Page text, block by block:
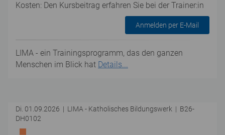
Kosten: Den Kursbeitrag erfahren Sie bei der Trainer:in
Anmelden per E-Mail
LIMA - ein Trainingsprogramm, das den ganzen
Menschen im Blick hat Details...
Di. 01.09.2026 | LIMA - Katholisches Bildungswerk | B26-
DH0102